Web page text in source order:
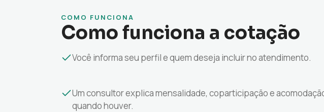
COMO FUNCIONA
Como funciona a cotação
Você informa seu perfil e quem deseja incluir no atendimento.
Um consultor explica mensalidade, coparticipação e
quando houver.